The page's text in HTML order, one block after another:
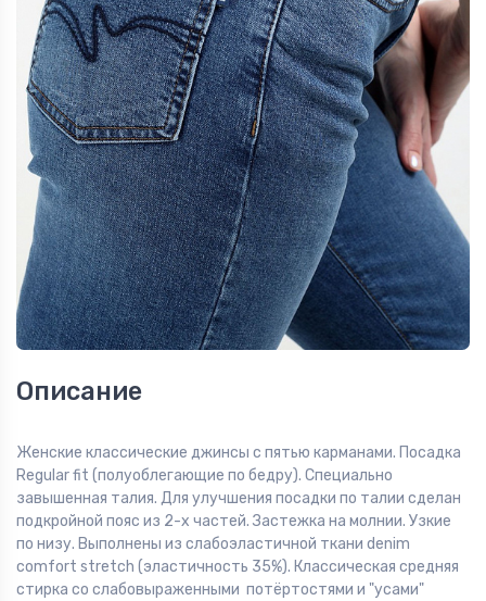
Описание
Женские классические джинсы с пятью карманами. Посадка
Regular fit (полуоблегающие по бедру). Специально
завышенная талия. Для улучшения посадки по талии сделан
подкройной пояс из 2-х частей. Застежка на молнии. Узкие
по низу. Выполнены из слабоэластичной ткани denim
comfort stretch (эластичность 35%). Классическая средняя
стирка со слабовыраженными потёртостями и "усами"